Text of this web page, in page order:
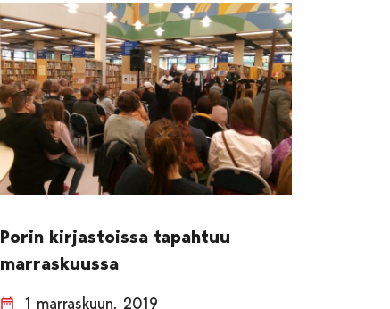
Porin kirjastoissa tapahtuu
marraskuussa
1 marraskuun, 2019